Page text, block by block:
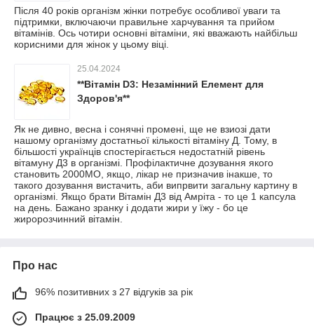
Після 40 років організм жінки потребує особливої уваги та
підтримки, включаючи правильне харчування та прийом
вітамінів. Ось чотири основні вітаміни, які вважають найбільш
корисними для жінок у цьому віці.
25.04.2024
**Вітамін D3: Незамінний Елемент для
Здоров'я**
Як не дивно, весна і сонячні промені, ще не взиозі дати
нашому організму достатньої кількості вітаміну Д. Тому, в
більшості українців спостерігається недостатній рівень
вітамуну Д3 в організмі. Профілактичне дозування якого
становить 2000МО, якщо, лікар не призначив інакше, то
такого дозування вистачить, аби випрвити загальну картину в
організмі. Якщо брати Вітамін Д3 від Амріта - то це 1 капсула
на день. Бажано зранку і додати жири у їжу - бо це
жиророзчинний вітамін.
Про нас
96% позитивних з 27 відгуків за рік
Працює з 25.09.2009